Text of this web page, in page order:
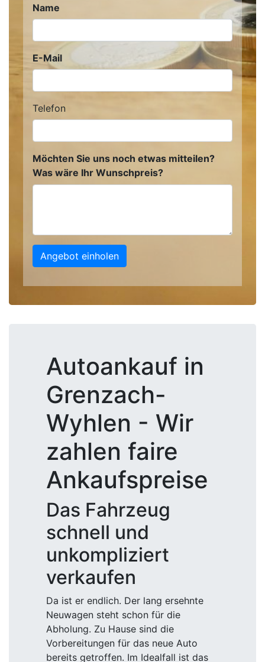
Name
E-Mail
Telefon
Möchten Sie uns noch etwas mitteilen?
Was wäre Ihr Wunschpreis?
Angebot einholen
Autoankauf in
Grenzach-
Wyhlen - Wir
zahlen faire
Ankaufspreise
Das Fahrzeug
schnell und
unkompliziert
verkaufen
Da ist er endlich. Der lang ersehnte
Neuwagen steht schon für die
Abholung. Zu Hause sind die
Vorbereitungen für das neue Auto
bereits getroffen. Im Idealfall ist das